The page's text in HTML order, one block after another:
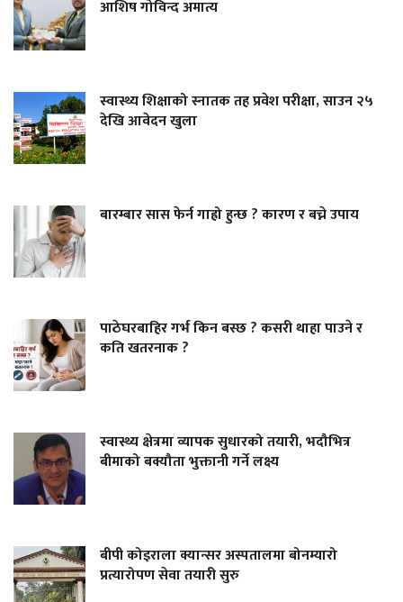
आशिष गोविन्द अमात्य
स्वास्थ्य शिक्षाको स्नातक तह प्रवेश परीक्षा, साउन २५
देखि आवेदन खुला
बारम्बार सास फेर्न गाह्रो हुन्छ ? कारण र बच्ने उपाय
पाठेघरबाहिर गर्भ किन बस्छ ? कसरी थाहा पाउने र
कति खतरनाक ?
स्वास्थ्य क्षेत्रमा व्यापक सुधारको तयारी, भदौभित्र
बीमाको बक्यौता भुक्तानी गर्ने लक्ष्य
बीपी कोइराला क्यान्सर अस्पतालमा बोनम्यारो
प्रत्यारोपण सेवा तयारी सुरु